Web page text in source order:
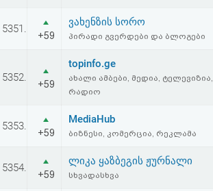
5351.
+59
ვახენზის სორო
პირადი გვერდები და ბლოგები
5352.
+59
topinfo.ge
ახალი ამბები, მედია, ტელევიზია,
რადიო
5353.
+59
MediaHub
ბიზნესი, კომერცია, რეკლამა
5354.
+59
ლიკა ყაზბეგის ჟურნალი
სხვადასხვა